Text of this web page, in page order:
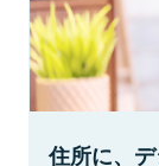
住所に、デ